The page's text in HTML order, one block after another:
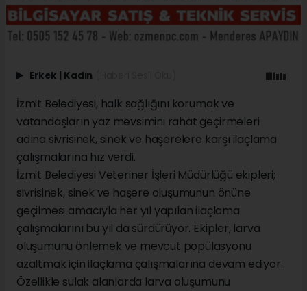
Erkek | Kadın
İzmit Belediyesi, halk sağlığını korumak ve
vatandaşların yaz mevsimini rahat geçirmeleri
adına sivrisinek, sinek ve haşerelere karşı ilaçlama
çalışmalarına hız verdi.
İzmit Belediyesi Veteriner İşleri Müdürlüğü ekipleri;
sivrisinek, sinek ve haşere oluşumunun önüne
geçilmesi amacıyla her yıl yapılan ilaçlama
çalışmalarını bu yıl da sürdürüyor. Ekipler, larva
oluşumunu önlemek ve mevcut popülasyonu
azaltmak için ilaçlama çalışmalarına devam ediyor.
Özellikle sulak alanlarda larva oluşumunu